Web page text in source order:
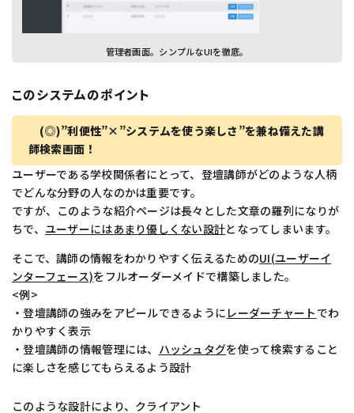
管理者画面。シンプルなUIを徹底。
このシステムのポイント
(◎)”利便性”×”システムを使う楽しさ”を兼ね備えた講
師検索画面！
ユーザーである学校関係者にとって、登壇講師がどのような人柄
でどんな分野の人なのかは重要です。
ですが、このような紹介ページは長々とした文章の羅列になりが
ちで、 ユーザーにはあまり優しくない設計となってしまいます。
そこで、講師の情報をわかりやすく伝えるためのUI(ユーザーイ
ンターフェース)をフルオーダーメイドで構築しました。
<例>
・登壇講師の強みをアピールできるように レーダーチャート でわ
かりやすく表示
・登壇講師の情報管理には、 ハッシュタグを使って検索すること
に楽しさを感じてもらえるよう設計
このような設計により、クライアント